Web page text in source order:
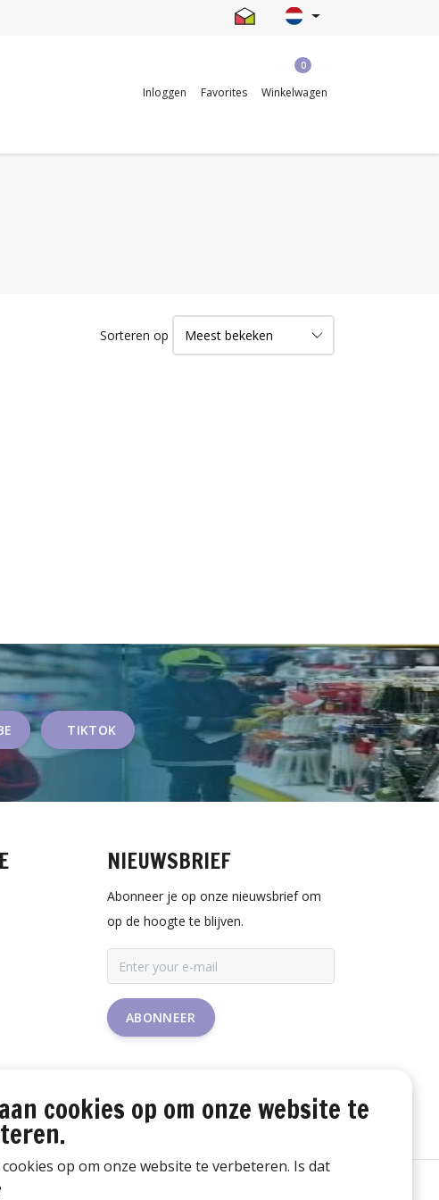
Inloggen Favorites
0
Winkelwagen
Sorteren op
TIKTOK
NIEUWSBRIEF
Abonneer je op onze nieuwsbrief om
op de hoogte te blijven.
ABONNEER
cookies op om onze website te
op om onze website te verbeteren. Is dat